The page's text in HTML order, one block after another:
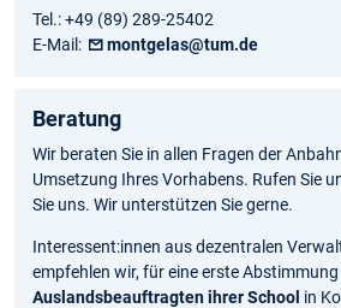
Tel.: +49 (89) 289-25402
E-Mail:
montgelas@tum.de
Beratung
Wir beraten Sie in allen Fragen der
Umsetzung Ihres Vorhabens. Rufen Sie
Sie uns. Wir unterstützen Sie gerne.
Interessent:innen aus dezentralen
empfehlen wir, für eine erste
Auslandsbeauftragten ihrer School in